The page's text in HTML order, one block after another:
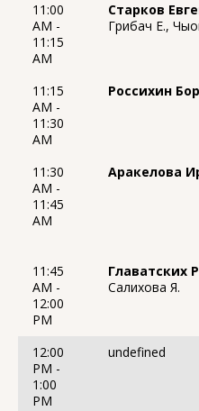
11:00
AM -
11:15
AM
Старков
Грибач Е.,
11:15
AM -
11:30
AM
Россихин
11:30
AM -
11:45
AM
Аракелова
11:45
AM -
12:00
PM
Главатских
Салихова Я.
12:00
PM -
1:00
PM
undefined